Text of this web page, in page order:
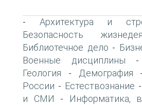
- Архитектура и
Безопасность
Библиотечное дело -
Военные дисциплины
Геология - Демография
России - Естествознание -
и СМИ -
Информатика,